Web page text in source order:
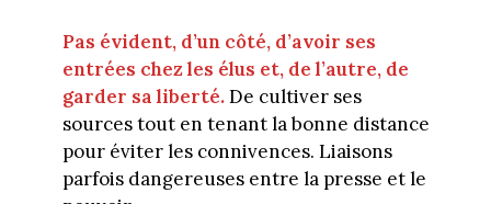
Pas évident, d’un côté, d’avoir ses
entrées chez les élus et, de l’autre, de
garder sa liberté.De cultiver ses
sources tout en tenant la bonne distance
pour éviter les connivences. Liaisons
parfois dangereuses entre la presse et le